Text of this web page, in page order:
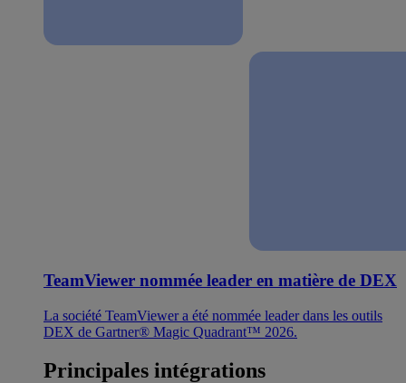
TeamViewer nommée leader en matière de DEX
La société TeamViewer a été nommée leader dans les outils
DEX de Gartner® Magic Quadrant™ 2026.
Principales intégrations